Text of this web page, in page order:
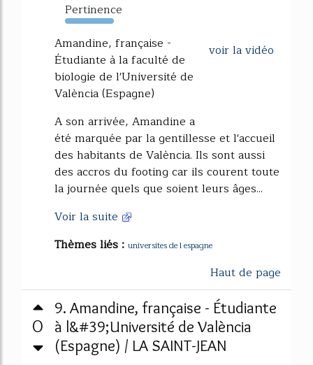
Pertinence
134%
voir la vidéo
Amandine, française -
Étudiante à la faculté de
biologie de l'Université de
València (Espagne)
A son arrivée, Amandine a
été marquée par la gentillesse et l'accueil
des habitants de València. Ils sont aussi
des accros du footing car ils courent toute
la journée quels que soient leurs âges...
Voir la suite
Thèmes liés : universites de l espagne
Haut de page
0
9. Amandine, française - Étudiante
à l&#39;Université de València
(Espagne) / LA SAINT-JEAN